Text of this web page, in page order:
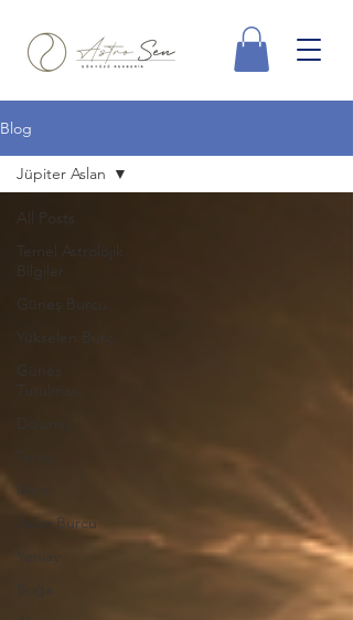
Blog
All Posts
Temel Astrolojik
Bilgiler
Güneş Burcu
Güneş
Tutulması
Aslan Burcu
Jüpiter Aslan